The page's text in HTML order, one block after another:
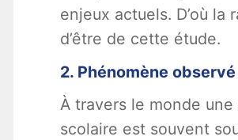
enjeux actuels. D’où la
d’être de cette étude.
2. Phénomène observé
À travers le monde
scolaire est souvent